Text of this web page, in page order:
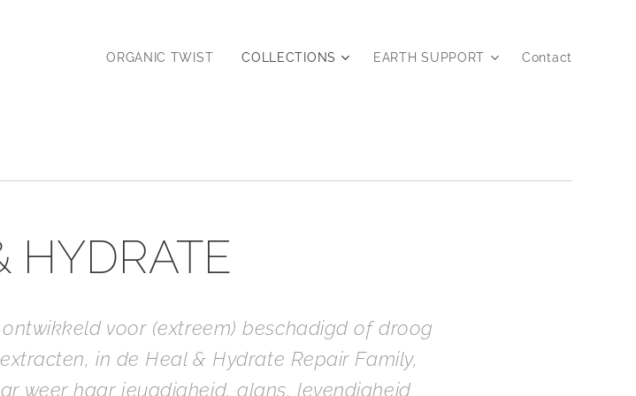
ORGANIC TWIST COLLECTIONS EARTH SUPPORT Contact
HYDRATE
voor (extreem) beschadigd of droog
in de Heal & Hydrate Repair Family,
weer haar jeugdigheid, glans, levendigheid